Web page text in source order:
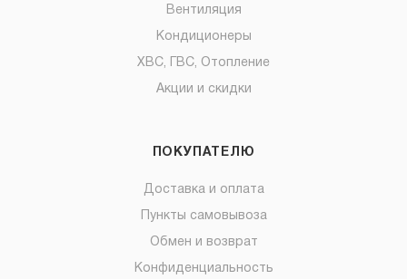
Вентиляция
Кондиционеры
ХВС, ГВС, Отопление
Акции и скидки
ПОКУПАТЕЛЮ
Доставка и оплата
Пункты самовывоза
Обмен и возврат
Конфиденциальность